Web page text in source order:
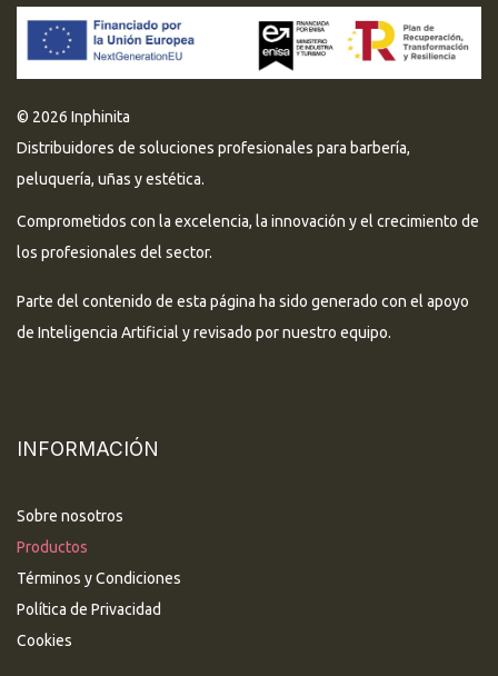
© 2026 Inphinita
Distribuidores de soluciones profesionales para barbería,
peluquería, uñas y estética.
Comprometidos con la excelencia, la innovación y el crecimiento de
los profesionales del sector.
Parte del contenido de esta página ha sido generado con el apoyo
de Inteligencia Artificial y revisado por nuestro equipo.
INFORMACIÓN
Sobre nosotros
Productos
Términos y Condiciones
Política de Privacidad
Cookies